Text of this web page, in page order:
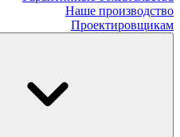
Наше производство
Проектировщикам